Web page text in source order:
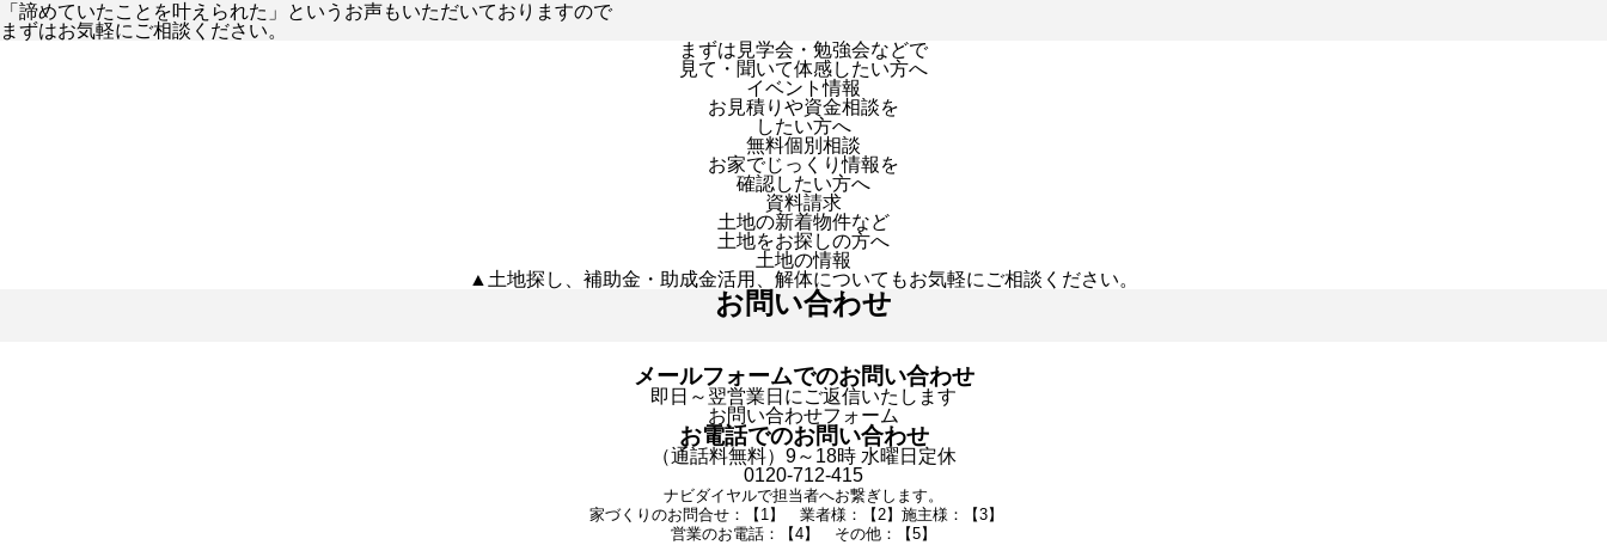
「諦めていたことを叶えられた」というお声もいただいておりますので
まずはお気軽にご相談ください。
まずは見学会・勉強会などで
見て・聞いて体感したい方へ
イベント情報
お見積りや資金相談を
したい方へ
無料個別相談
お家でじっくり情報を
確認したい方へ
資料請求
土地の新着物件など
土地をお探しの方へ
土地の情報
▲土地探し、補助金・助成金活用、解体についてもお気軽にご相談ください。
お問い合わせ
メールフォームでのお問い合わせ
即日～翌営業日にご返信いたします
お問い合わせフォーム
お電話でのお問い合わせ
（通話料無料）9～18時 水曜日定休
0120-712-415
ナビダイヤルで担当者へお繋ぎします。
家づくりのお問合せ：【1】 業者様：【2】施主様：【3】
営業のお電話：【4】 その他：【5】